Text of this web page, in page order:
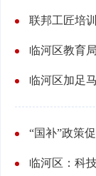
联邦工匠培
临河区教育
临河区加足
“国补”政策
临河区：科